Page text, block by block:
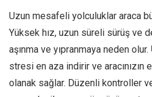
Uzun mesafeli yolculuklar araca
Yüksek hız, uzun süreli sürüş ve
aşınma ve yıpranmaya neden olur.
stresi en aza indirir ve aracınızın
olanak sağlar. Düzenli kontroller